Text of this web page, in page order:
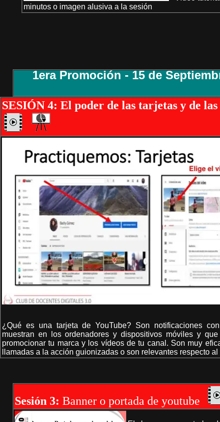
minutos o imagen alusiva a la sesión
1era Promoción - 15 de
SESIÓN 4: El poder de las tarjetas y de
¿Qué es una tarjeta de YouTube? Son notificaciones
muestran en los ordenadores y dispositivos móviles y
promocionar tu marca y los vídeos de tu canal. Son muy
llamadas a la acción guionizadas o son relevantes respecto
Sesión 3: Banner o portada de youtube